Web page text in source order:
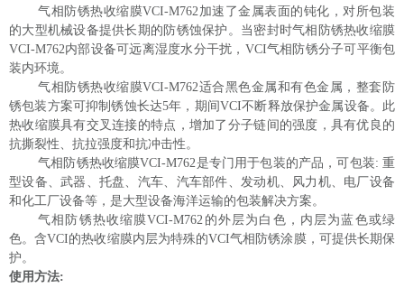
气相防锈热收缩膜VCI-M762加速了金属表面的钝化，对所包装
的大型机械设备提供长期的防锈蚀保护。当密封时气相防锈热收缩膜
VCI-M762内部设备可远离湿度水分干扰，VCI气相防锈分子可平衡包
装内环境。
气相防锈热收缩膜VCI-M762适合黑色金属和有色金属，整套防
锈包装方案可抑制锈蚀长达5年 ， 期间VCI不断释放保护金属设备。此
热收缩膜具有交叉连接的特点，增加了分子链间的强度，具有优良的
抗撕裂性、抗拉强度和抗冲击性。
气相防锈热收缩膜VCI-M762是专门用于包装的产品，可包装:重
型设备、武器、托盘、汽车、汽车部件、发动机、风力机、电厂设备
和化工厂设备等，是大型设备海洋运输的包装解决方案。
气相防锈热收缩膜VCI-M762 的外层为白色，内层为蓝色或绿
色。含VCI的热收缩膜内层为特殊的VCI气相防锈涂膜，可提供长期保
护。
使用方法: